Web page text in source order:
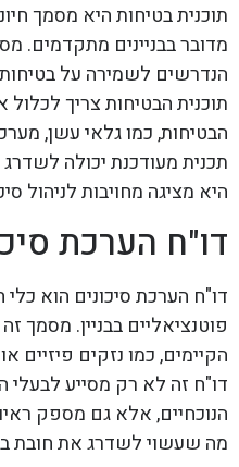
תוכנית בטיחות היא מסמך
מדובר בבניינים מתקדמים.
הנדרשים לשמירה על בטיחות
תוכנית הבטיחות צריך
הבטיחות, כמו גלאי עשן,
תכנית מעודכנת יכולה
היא מציגה מחויבות לניהול
דו"ח הערכת
דו"ח הערכת סיכונים הוא כלי
פוטנציאליים בבניין. מסמך
הקיימים, כמו נזקים פיזיים
דו"ח זה לא רק מסייע לבעלי
הנוכחיים, אלא גם מספק
מה שעשוי לשדרג את חובת